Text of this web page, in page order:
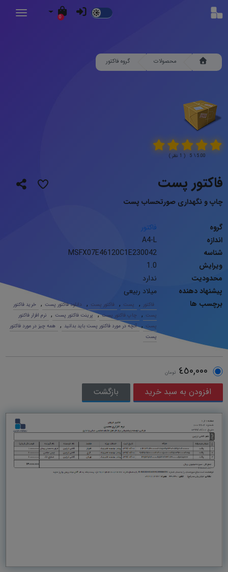
Dark
0
محصولات گروه فاکتور
5.00 \ 5 ( 1 نظر )
فاکتور پست
چاپ و نگهداری صورتحساب پست
گروه
فاکتور
اندازه
A4-L
شناسه
MSFX07E46120C1E230042
ویرایش
1.0
محدودیت
ندارد
پیشنهاد دهنده
میلاد ربیعی
برچسب ها
فاکتور , پست , فاکتور پست , دانلود فاکتور پست ,
خرید فاکتور
پست , چاپ فاکتور پست , پرینت فاکتور پست ,
نرم افزار فاکتور
پست , آنچه در مورد فاکتور پست باید بدانید ,
همه چیز در مورد فاکتور
پست
٤٥٠,٠٠٠ تومان
بازگشت